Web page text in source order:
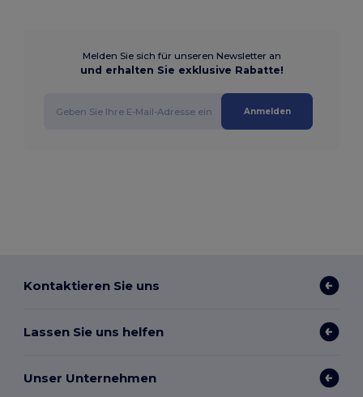
Melden Sie sich für unseren Newsletter an
und erhalten Sie exklusive Rabatte!
Anmelden
Kontaktieren Sie uns
Lassen Sie uns helfen
Unser Unternehmen